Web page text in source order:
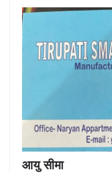
आयु सीमा